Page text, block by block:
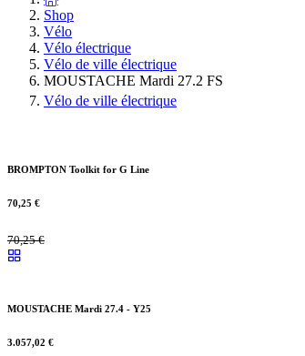
Shop
Vélo
Vélo électrique
Vélo de ville électrique
MOUSTACHE Mardi 27.2 FS
Vélo de ville électrique
BROMPTON Toolkit for G Line
70,25 €
70,25€
MOUSTACHE Mardi 27.4 - Y25
3.057,02 €